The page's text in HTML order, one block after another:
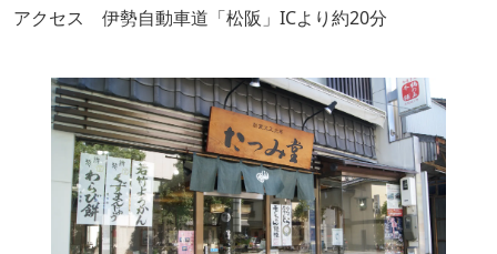
アクセス 伊勢自動車道「松阪」ICより約20分